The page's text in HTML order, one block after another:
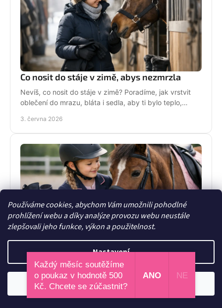
Používáme cookies, abychom Vám umožnili pohodlné
prohlížení webu a díky analýze provozu webu neustále
zlepšovali jeho funkce, výkon a použitelnost.
Nastavení
Odmítnout
Co nosit do stáje v zimě, abys nezmrzla
Nevíš, co nosit do stáje v zimě? Poradíme, jak vrstvit
oblečení do mrazu, bláta i sedla, aby ti bylo teplo,
3. června 2026
Dětské jezdecké oblečení, které dává smysl
Dětské jezdecké oblečení má zvládnout sedlo, stáj i
zimu. Poradíme, jak vybírat vrstvy, střihy a kousky,
které děti rády nosí.
1. června 2026
Každý měsíc soutěžíme
o poukaz v hodnotě 500
Kč. Chcete se zúčastnit?
ANO NE